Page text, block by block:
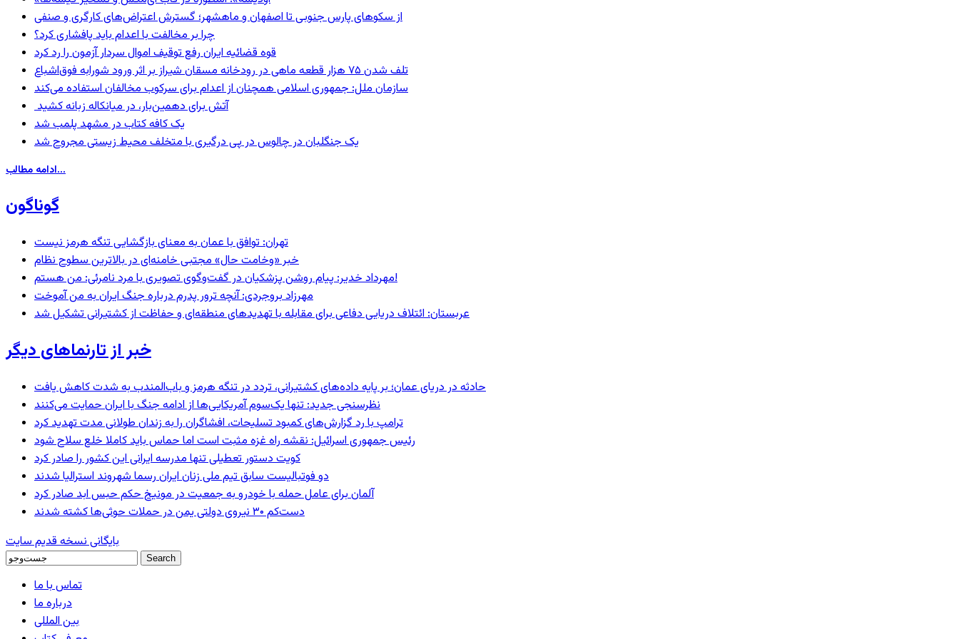
از سکوهای پارس جنوبی تا اصفهان و ماهشهر؛ گسترش اعتراض‌های کارگری و صنفی
چرا بر مخالفت با اعدام باید پافشاری کرد؟
قوه قضائیه ایران رفع توقیف اموال سردار آزمون را رد کرد
تلف شدن ۷۵ هزار قطعه ماهی در رودخانه مسقان شیراز بر اثر ورود شورابه فوق‌اشباع
سازمان ملل: جمهوری اسلامی همچنان از اعدام برای سرکوب مخالفان استفاده می‌کند
آتش برای دهمین‌بار، در میانکاله زبانه کشید
یک کافه کتاب در مشهد پلمب شد
یک جنگلبان در چالوس در پی درگیری با متخلف محیط زیستی مجروح شد
ادامه مطالب...
گوناگون
تهران: توافق با عمان به معنای بازگشایی تنگه هرمز نیست
خبر «وخامت حال» مجتبی خامنه‌ای در بالاترین سطوح نظام
مهرداد خدیر: پیام روشن پزشکیان در گفت‌و‌گوی تصویری با مرد نامرئی: من هستم!
مهرزاد بروجردی: آنچه ترور پدرم درباره جنگ ایران به من آموخت
عربستان: ائتلاف دریایی دفاعی برای مقابله با تهدیدهای منطقه‌ای و حفاظت از کشتیرانی تشکیل شد
خبر از تارنماهای دیگر
حادثه در دریای عمان؛ بر پایه داده‌های کشتیرانی، تردد در تنگه هرمز و باب‌المندب به شدت کاهش یافت
نظرسنجی جدید: تنها یک‌سوم آمریکایی‌ها از ادامه جنگ با ایران حمایت می‌کنند
ترامپ با رد گزارش‌های کمبود تسلیحات، افشاگران را به زندان طولانی مدت تهدید کرد
رئیس‌ جمهوری اسرائیل: نقشه راه غزه مثبت است اما حماس باید کاملا خلع سلاح شود
کویت دستور تعطیلی تنها مدرسه ایرانی این کشور را صادر کرد
دو فوتبالیست سابق تیم ملی زنان ایران رسما شهروند استرالیا شدند
آلمان برای عامل حمله با خودرو به جمعیت در مونیخ حکم حبس ابد صادر کرد
دست‌کم ۳۰ نیروی دولتی یمن در حملات حوثی‌ها کشته شدند
بایگانی نسخه قدیم سایت
تماس با ما
درباره ما
بین المللی